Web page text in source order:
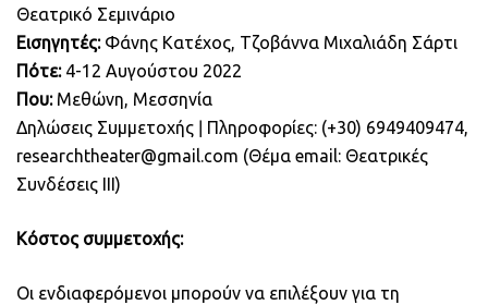
Θεατρικό Σεμινάριο
Εισηγητές:Φάνης Κατέχος, Τζοβάννα Μιχαλιάδη Σάρτι
Πότε:4-12 Αυγούστου 2022
Που:Μεθώνη, Μεσσηνία
Δηλώσεις Συμμετοχής ǀ Πληροφορίες: (+30) 6949409474,
researchtheater@gmail.com (Θέμα email: Θεατρικές
Συνδέσεις ΙΙΙ)
Κόστος συμμετοχής:
Οι ενδιαφερόμενοι μπορούν να επιλέξουν για τη